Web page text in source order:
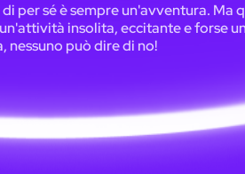
per sé è sempre un'avventura. Ma
insolita, eccitante e forse
nessuno può dire di no!